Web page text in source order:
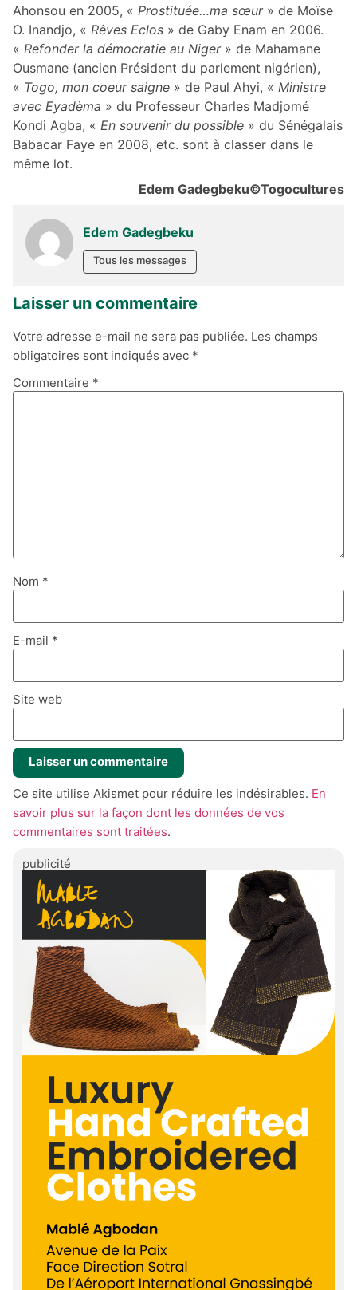
Ahonsou en 2005, « Prostituée…ma sœur» de Moïse
O. Inandjo, « Rêves Eclos » de Gaby Enam en 2006.
« Refonder la démocratie au Niger» de Mahamane
Ousmane (ancien Président du parlement nigérien),
« Togo, mon coeur saigne » de Paul Ahyi, « Ministre
avec Eyadèma » du Professeur Charles Madjomé
Kondi Agba, « En souvenir du possible » du Sénégalais
Babacar Faye en 2008, etc. sont à classer dans le
même lot.
Edem Gadegbeku©Togocultures
Edem Gadegbeku
Tous les messages
Laisser un commentaire
Votre adresse e-mail ne sera pas publiée. Les champs
obligatoires sont indiqués avec *
Commentaire *
Nom *
E-mail *
Site web
Ce site utilise Akismet pour réduire les indésirables. En
savoir plus sur la façon dont les données de vos
commentaires sont traitées.
publicité